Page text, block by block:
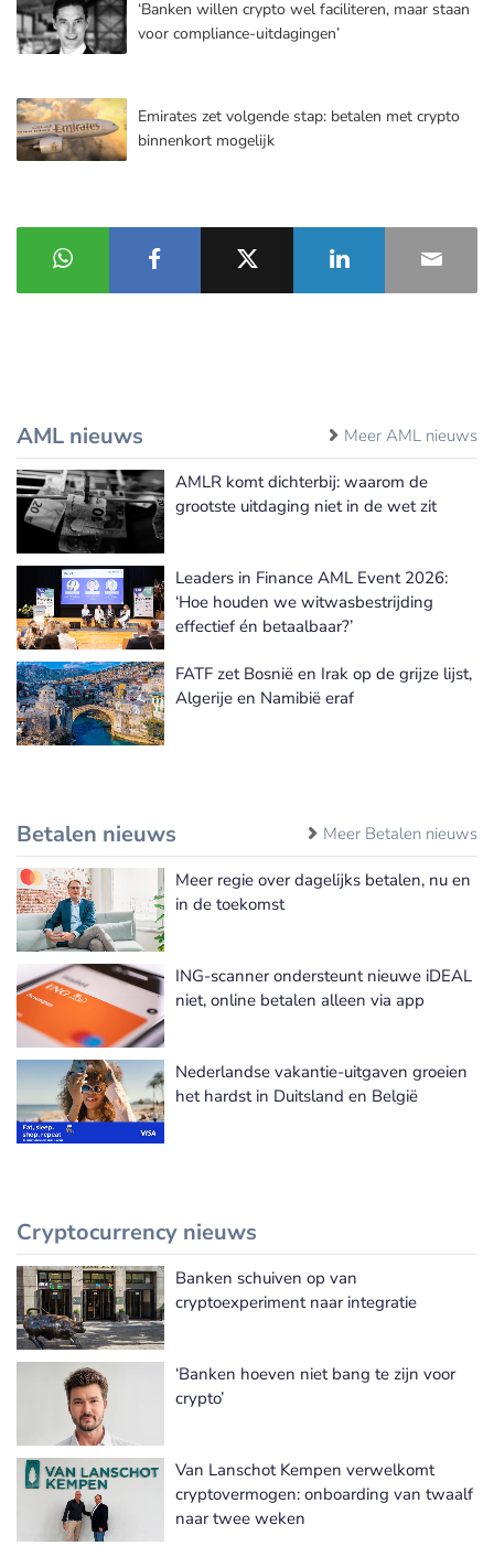
‘Banken willen crypto wel faciliteren, maar staan
voor compliance-uitdagingen’
Emirates zet volgende stap: betalen met crypto
binnenkort mogelijk
AML nieuws Meer AML nieuws
AMLR komt dichterbij: waarom de
grootste uitdaging niet in de wet zit
Leaders in Finance AML Event 2026:
‘Hoe houden we witwasbestrijding
effectief én betaalbaar?’
FATF zet Bosnië en Irak op de grijze lijst,
Algerije en Namibië eraf
Betalen nieuws Meer Betalen nieuws
Meer regie over dagelijks betalen, nu en
in de toekomst
ING-scanner ondersteunt nieuwe iDEAL
niet, online betalen alleen via app
Nederlandse vakantie-uitgaven groeien
het hardst in Duitsland en België
Cryptocurrency nieuws
Meer Cryptocurrency nieuws
Banken schuiven op van
cryptoexperiment naar integratie
‘Banken hoeven niet bang te zijn voor
crypto’
Van Lanschot Kempen verwelkomt
cryptovermogen: onboarding van twaalf
naar twee weken